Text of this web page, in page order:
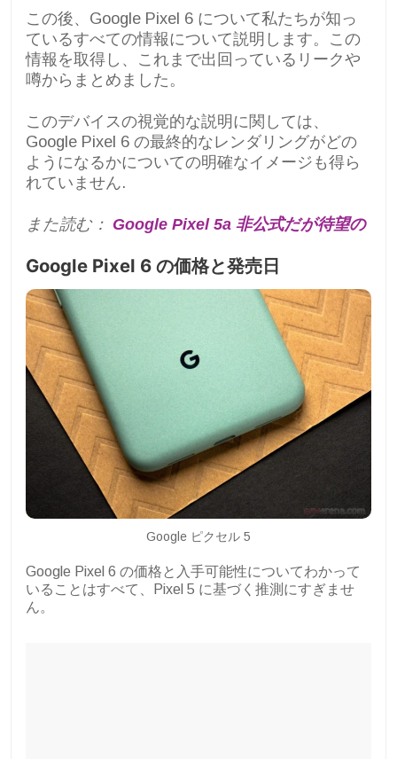
この後、Google Pixel 6 について私たちが知っ
ているすべての情報について説明します。この
情報を取得し、これまで出回っているリークや
噂からまとめました。
このデバイスの視覚的な説明に関しては、
Google Pixel 6 の最終的なレンダリングがどの
ようになるかについての明確なイメージも得ら
れていません.
また読む： Google Pixel 5a 非公式だが待望の
Google Pixel 6 の価格と発売日
Google ピクセル 5
Google Pixel 6 の価格と入手可能性についてわかって
いることはすべて、Pixel 5 に基づく推測にすぎませ
ん。